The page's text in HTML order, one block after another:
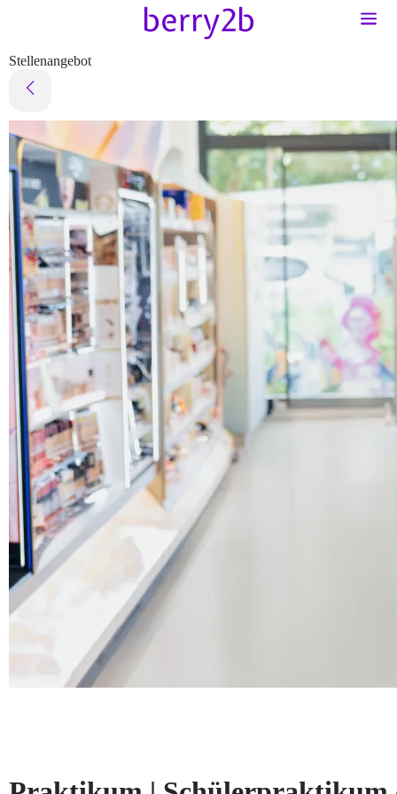
Stellenangebot